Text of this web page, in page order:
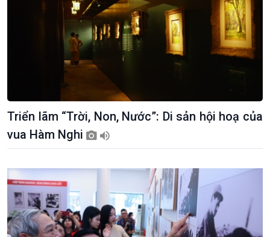
Triển lãm “Trời, Non, Nước”: Di sản hội hoạ của
vua Hàm Nghi